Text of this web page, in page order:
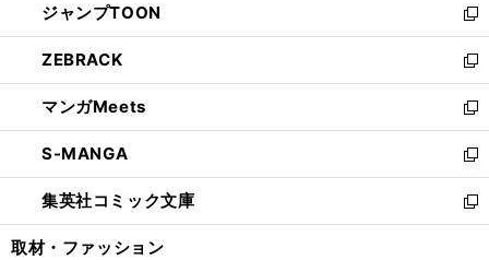
く
で
開
く
ド
ウ
で
開
く
ィ
ン
ド
ウ
で
開
く
い
ウ
ィ
ン
ド
ウ
で
開
く
ジャンプTOON
新
し
い
ウ
ィ
ン
ド
ウ
で
開
ZEBRACK
新
し
い
ウ
ィ
ン
ド
ウ
マンガMeets
新
し
い
ウ
ィ
ン
S-MANGA
新
し
い
ウ
集英社コミック文庫
新
し
取材・ファッション